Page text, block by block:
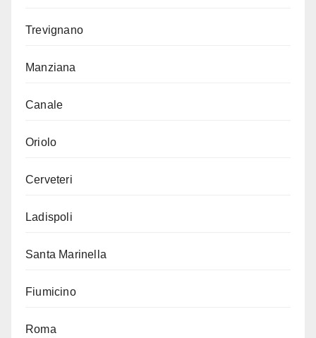
Trevignano
Manziana
Canale
Oriolo
Cerveteri
Ladispoli
Santa Marinella
Fiumicino
Roma